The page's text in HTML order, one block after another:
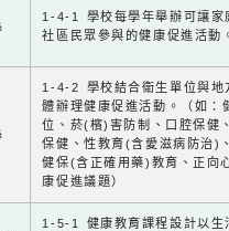
1-4-1 學校每學年舉辦可讓家
社區民眾參與的健康促進活動
1-4-2 學校結合衛生單位與地
體辦理健康促進活動。（如：
位、菸(檳)害防制、口腔保健
保健、性教育(含愛滋病防治)
健保(含正確用藥)教育、正向
康促進議題）
1-5-1 健康教育課程設計以生